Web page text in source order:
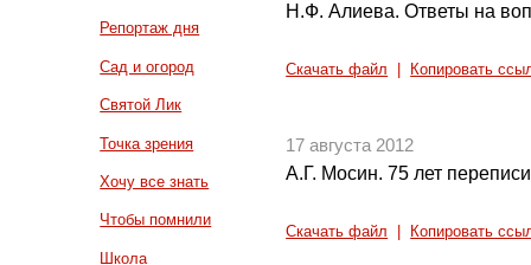
Репортаж дня
Сад и огород
Святой Лик
Точка зрения
Хочу все знать
Чтобы помнили
Школа
Н.Ф. Алиева. Ответы на
Скачать файл Копировать
17 августа 2012
А.Г. Мосин. 75 лет
Скачать файл Копировать